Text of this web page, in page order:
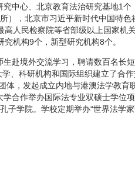
中心、北京教育法治研究基地1个
），北京市习近平新时代中国特色
人民检察院等省部级以上国家机
机构9个，新型研究机构8个。
赴境外交流学习，聘请数百名长
、科研机构和国际组织建立了合
，发起成立内地与港澳法学教育
合作举办国际法专业双硕士学位项
子学院。学校定期举办“世界法学